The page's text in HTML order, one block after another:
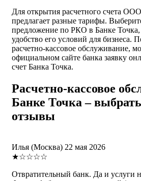
Для открытия расчетного счета
предлагает разные тарифы.
предложение по РКО в Банке Точка,
удобство его условий для бизнеса.
расчетно-кассовое обслуживание,
официальном сайте банка заявку
счет Банка Точка.
Расчетно-кассовое
Банке Точка –
отзывы
Илья (Москва) 22 мая 2026
★☆☆☆☆
Отвратительный банк. Да и услуги